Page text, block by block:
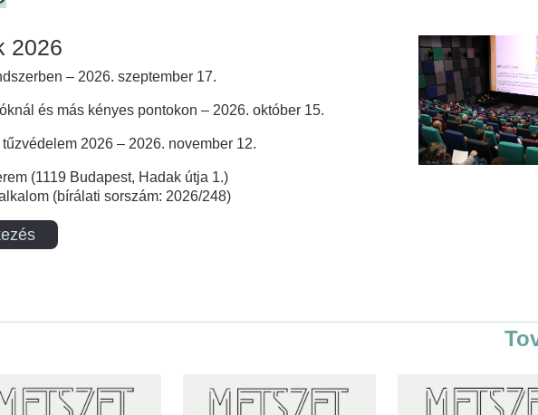
2026
– 2026. szeptember 17.
és más kényes pontokon – 2026. október 15.
2026 – 2026. november 12.
(1119 Budapest, Hadak útja 1.)
(bírálati sorszám: 2026/248)